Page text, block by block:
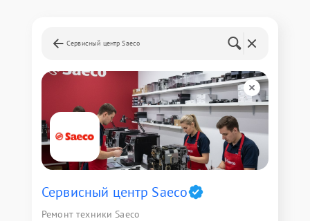
Сервисный центр Saeco
Сервисный центр Saeco
Ремонт техники Saeco